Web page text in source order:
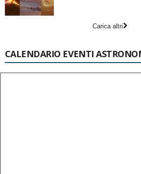
Carica altri
CALENDARIO EVENTI